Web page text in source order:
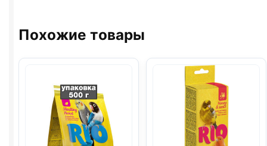
ПОПУГ.,
ТРОПИЧЕСКИЕ
ФРУКТЫ)
2шт
Похожие товары